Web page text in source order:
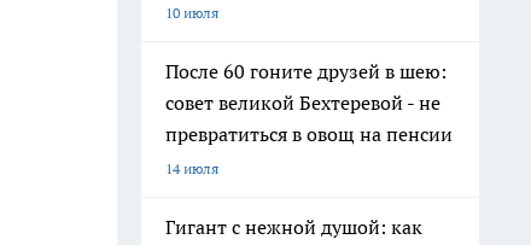
10 июля
После 60 гоните друзей в шею:
совет великой Бехтеревой - не
превратиться в овощ на пенсии
14 июля
Гигант с нежной душой: как